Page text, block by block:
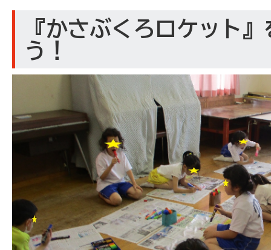
『かさぶくろロケット
う！